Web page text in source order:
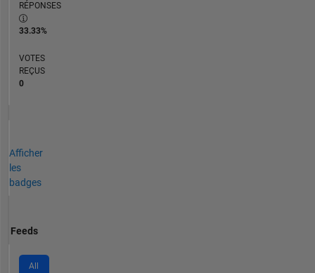
RÉPONSES
33.33%
VOTES
REÇUS
0
Afficher
les
badges
Feeds
All